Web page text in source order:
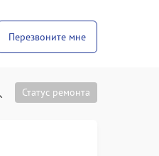
Перезвоните мне
Статус ремонта